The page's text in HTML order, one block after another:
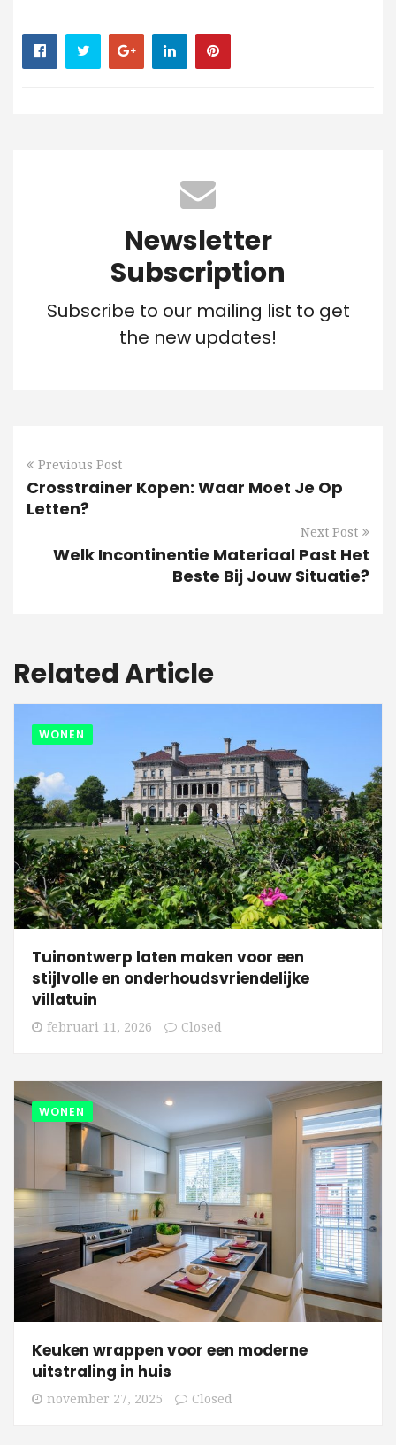
Newsletter
Subscription
Subscribe to our mailing list to get
the new updates!
Previous Post
Crosstrainer Kopen: Waar Moet Je Op
Letten?
Next Post
Welk Incontinentie Materiaal Past Het
Beste Bij Jouw Situatie?
Related Article
WONEN
Tuinontwerp laten maken voor een
stijlvolle en onderhoudsvriendelijke
villatuin
februari 11, 2026 Closed
WONEN
Keuken wrappen voor een moderne
uitstraling in huis
november 27, 2025 Closed